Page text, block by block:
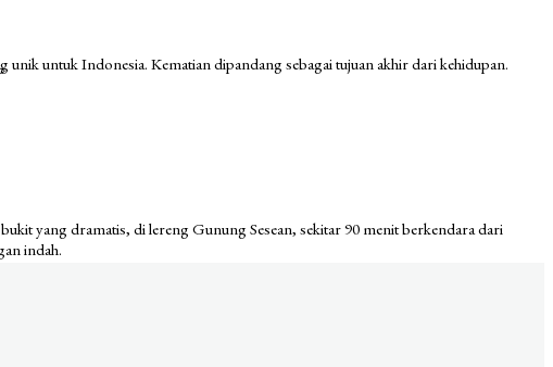
unik untuk Indonesia. Kematian dipandang sebagai tujuan akhir dari kehidupan.
yang dramatis, di lereng Gunung Sesean, sekitar 90 menit berkendara dari
indah.